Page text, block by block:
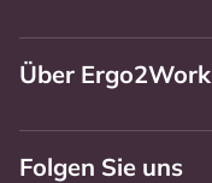
Über Ergo2Work
Folgen Sie uns